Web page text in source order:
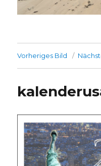
Vorheriges Bild